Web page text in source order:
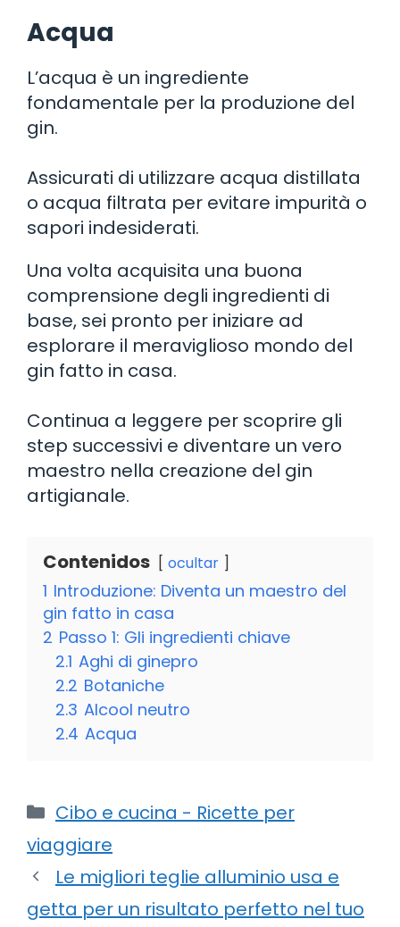
Acqua
L’acqua è un ingrediente
fondamentale per la produzione del
gin.
Assicurati di utilizzare acqua distillata
o acqua filtrata per evitare impurità o
sapori indesiderati.
Una volta acquisita una buona
comprensione degli ingredienti di
base, sei pronto per iniziare ad
esplorare il meraviglioso mondo del
gin fatto in casa.
Continua a leggere per scoprire gli
step successivi e diventare un vero
maestro nella creazione del gin
artigianale.
Contenidos ocultar
1 Introduzione: Diventa un maestro del
gin fatto in casa
2 Passo 1: Gli ingredienti chiave
2.1 Aghi di ginepro
2.2 Botaniche
2.3 Alcool neutro
2.4 Acqua
Categorie
Cibo e cucina - Ricette per
viaggiare
Le migliori teglie alluminio usa e
getta per un risultato perfetto nel tuo